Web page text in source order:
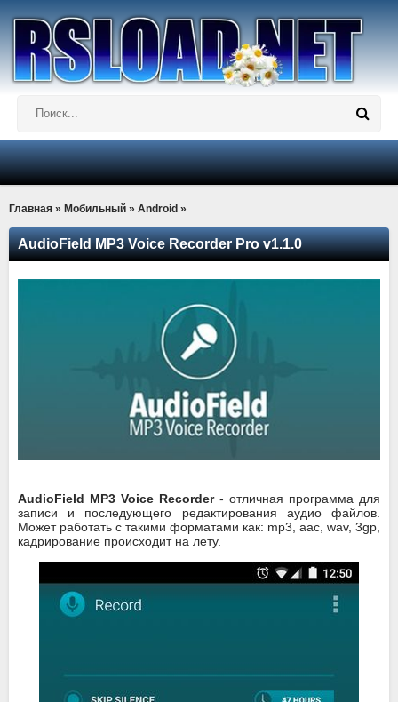
Главная » Мобильный » Android »
AudioField MP3 Voice Recorder Pro v1.1.0
AudioField MP3 Voice Recorder - отличная программа для
записи и последующего редактирования аудио файлов.
Может работать с такими форматами как: mp3, aac, wav, 3gp,
кадрирование происходит на лету.